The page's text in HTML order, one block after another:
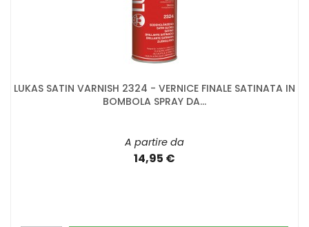
LUKAS SATIN VARNISH 2324 - VERNICE FINALE SATINATA IN
BOMBOLA SPRAY DA...
A partire da
14,95 €